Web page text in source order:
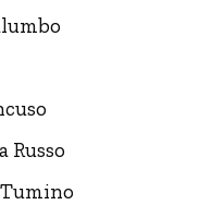
Russo